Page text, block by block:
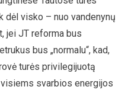
visko – nuo vandenynų
jei JT reforma bus
bus „normalu“, kad,
turės privilegijuotą
svarbios energijos